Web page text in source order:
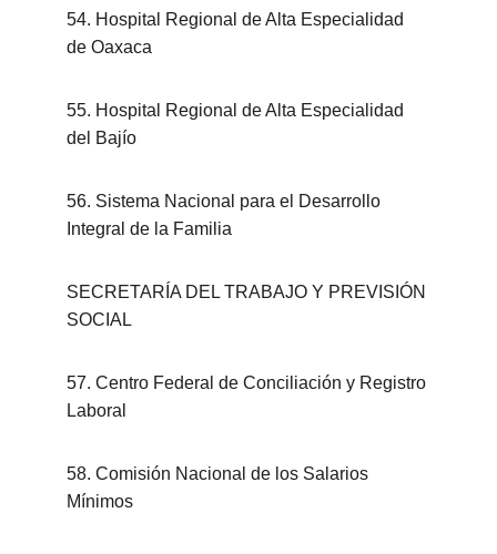
54. Hospital Regional de Alta Especialidad
de Oaxaca
55. Hospital Regional de Alta Especialidad
del Bajío
56. Sistema Nacional para el Desarrollo
Integral de la Familia
SECRETARÍA DEL TRABAJO Y PREVISIÓN
SOCIAL
57. Centro Federal de Conciliación y Registro
Laboral
58. Comisión Nacional de los Salarios
Mínimos